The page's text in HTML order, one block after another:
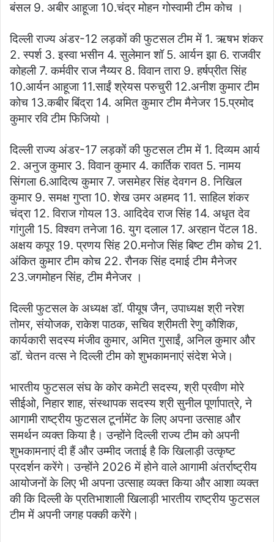
बंसल 9. अबीर आहूजा 10.चंद्र मोहन गोस्वामी टीम कोच ।
दिल्ली राज्य अंडर-12 लड़कों की फुटसल टीम में 1. ऋषभ शंकर
2. स्पर्श 3. इस्वा भसीन 4. सुलेमान शॉ 5. आर्यन झा 6. राजवीर
कोहली 7. कर्मवीर राज नैय्यर 8. विवान तारा 9. हर्षप्रीत सिंह
10.आर्यन आहूजा 11.साईं श्रेयस परुचुरी 12.अनीश कुमार टीम
कोच 13.कबीर बिंद्रा 14. अमित कुमार टीम मैनेजर 15.प्रमोद
कुमार रवि टीम फिजियो ।
दिल्ली राज्य अंडर-17 लड़कों की फुटसल टीम में 1. दिव्यम आर्य
2. अनुज कुमार 3. विवान कुमार 4. कार्तिक रावत 5. नामय
सिंगला 6.आदित्य कुमार 7. जसमेहर सिंह देवगन 8. निखिल
कुमार 9. समक्ष गुप्ता 10. शेख उमर अहमद 11. साहिल शंकर
चंद्रा 12. विराज गोयल 13. आदिदेव राज सिंह 14. अधृत देव
गांगुली 15. विश्वग तनेजा 16. युग दलाल 17. अरहान पेंटल 18.
अक्षय कपूर 19. प्रणय सिंह 20.मनोज सिंह बिष्ट टीम कोच 21.
अंकित कुमार टीम कोच 22. रौनक सिंह दमाई टीम मैनेजर
23.जगमोहन सिंह, टीम मैनेजर ।
दिल्ली फुटसल के अध्यक्ष डॉ. पीयूष जैन, उपाध्यक्ष श्री नरेश
तोमर, संयोजक, राकेश पाठक, सचिव श्रीमती रेणु कौशिक,
कार्यकारी सदस्य मंजीव कुमार, अमित गुसाईं, अनिल कुमार और
डॉ. चेतन वत्स ने दिल्ली टीम को शुभकामनाएं संदेश भेजे।
भारतीय फुटसल संघ के कोर कमेटी सदस्य, श्री प्रवीण मोरे
सीईओ, निहार शाह, संस्थापक सदस्य श्री सुनील पूर्णापात्रे, ने
आगामी राष्ट्रीय फुटसल टूर्नामेंट के लिए अपना उत्साह और
समर्थन व्यक्त किया है। उन्होंने दिल्ली राज्य टीम को अपनी
शुभकामनाएं दी हैं और उम्मीद जताई है कि खिलाड़ी उत्कृष्ट
प्रदर्शन करेंगे। उन्होंने 2026 में होने वाले आगामी अंतर्राष्ट्रीय
आयोजनों के लिए भी अपना उत्साह व्यक्त किया और आशा व्यक्त
की कि दिल्ली के प्रतिभाशाली खिलाड़ी भारतीय राष्ट्रीय फुटसल
टीम में अपनी जगह पक्की करेंगे।